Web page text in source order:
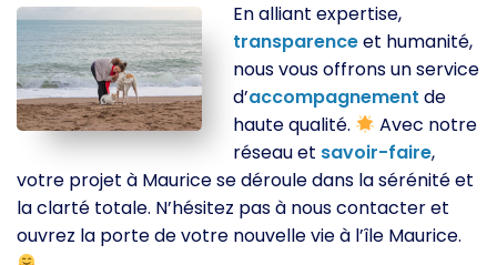
En alliant expertise,
transparenceet humanité,
nous vous offrons un service
d’accompagnement de
haute qualité.
Avec notre
réseau et savoir-faire,
votre projet à Maurice se déroule dans la sérénité et
la clarté totale. N’hésitez pas à nous contacter et
ouvrez la porte de votre nouvelle vie à l’île Maurice.